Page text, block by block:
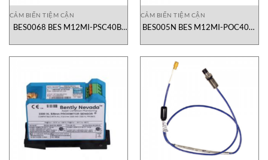
CẢM BIẾN TIỆM CẬN
BES0068 BES M12MI-PSC40B-
CẢM BIẾN TIỆM CẬN
BES005N BES M12MI-POC40B-